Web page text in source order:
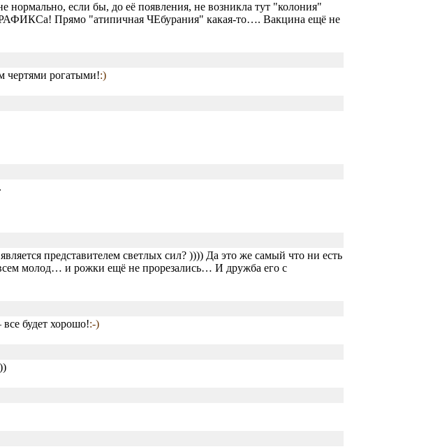
нормально, если бы, до её появления, не возникла тут "колония"
Прямо "атипичная ЧЕбурания" какая-то…. Вакцина ещё не
чертями рогатыми!:)
представителем светлых сил? )))) Да это же самый что ни есть
молод… и рожки ещё не прорезались… И дружба его с
будет хорошо!:-)